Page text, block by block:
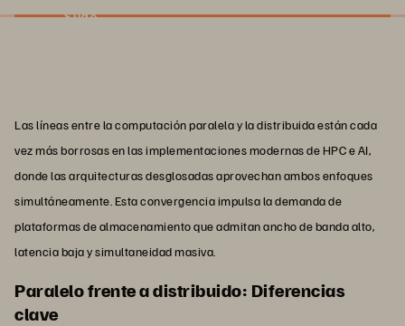
Slide
Las líneas entre la computación paralela y la distribuida están cada
vez más borrosas en las implementaciones modernas de HPC e AI,
donde las arquitecturas desglosadas aprovechan ambos enfoques
simultáneamente. Esta convergencia impulsa la demanda de
plataformas de almacenamiento que admitan ancho de banda alto,
latencia baja y simultaneidad masiva.
Paralelo frente a distribuido: Diferencias
clave